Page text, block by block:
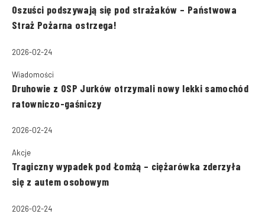
Oszuści podszywają się pod strażaków – Państwowa
Straż Pożarna ostrzega!
2026-02-24
Wiadomości
Druhowie z OSP Jurków otrzymali nowy lekki samochód
ratowniczo-gaśniczy
2026-02-24
Akcje
Tragiczny wypadek pod Łomżą – ciężarówka zderzyła
się z autem osobowym
2026-02-24